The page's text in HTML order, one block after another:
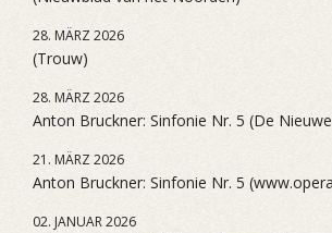
28. MÄRZ 2026
(Trouw)
28. MÄRZ 2026
Anton Bruckner: Sinfonie Nr. 5 (De
21. MÄRZ 2026
Anton Bruckner: Sinfonie Nr. 5
02. JANUAR 2026